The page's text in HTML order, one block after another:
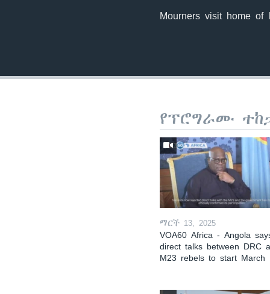
Mourners visit home of
የፕሮግራሙ
ማርች 13, 2025
VOA60 Africa - Angola
direct talks between DRC
M23 rebels to start March